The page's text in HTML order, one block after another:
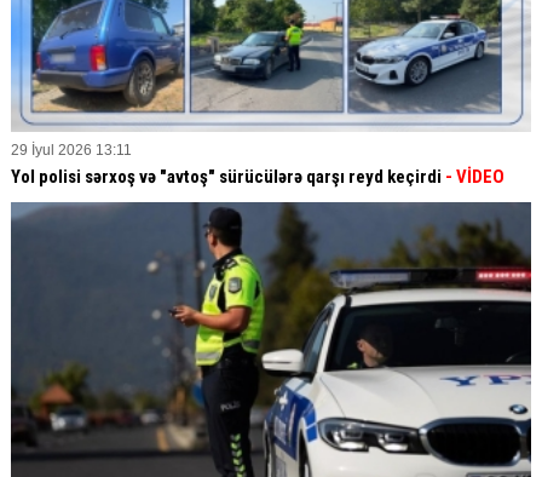
29 İyul 2026 13:11
Yol polisi sərxoş və "avtoş" sürücülərə qarşı reyd keçirdi - VİDEO